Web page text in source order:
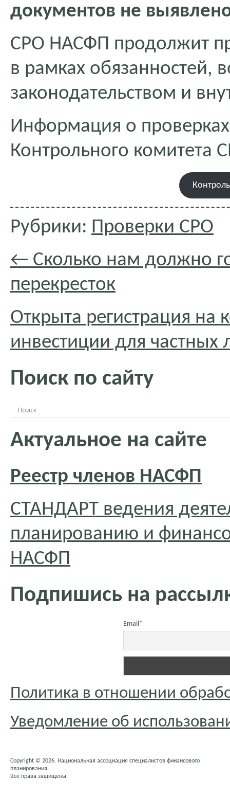
документов не
СРО НАСФП продолжит
в рамках обязанностей,
законодательством и
Информация о
Контрольного комитета
Рубрики: Проверки СРО
← Сколько нам должно
перекресток
Открыта регистрация
инвестиции для частных
Поиск по сайту
Актуальное на сайте
Реестр членов НАСФП
СТАНДАРТ ведения
планированию и
НАСФП
Подпишись на
Email*
Политика в отношении
Уведомление об
Copyright © 2026. Национальная ассоциация специалистов финансового
планирования.
Все права защищены.